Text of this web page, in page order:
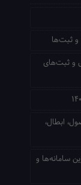
و ثبت‌های
ابطال،
سامانه‌ها و